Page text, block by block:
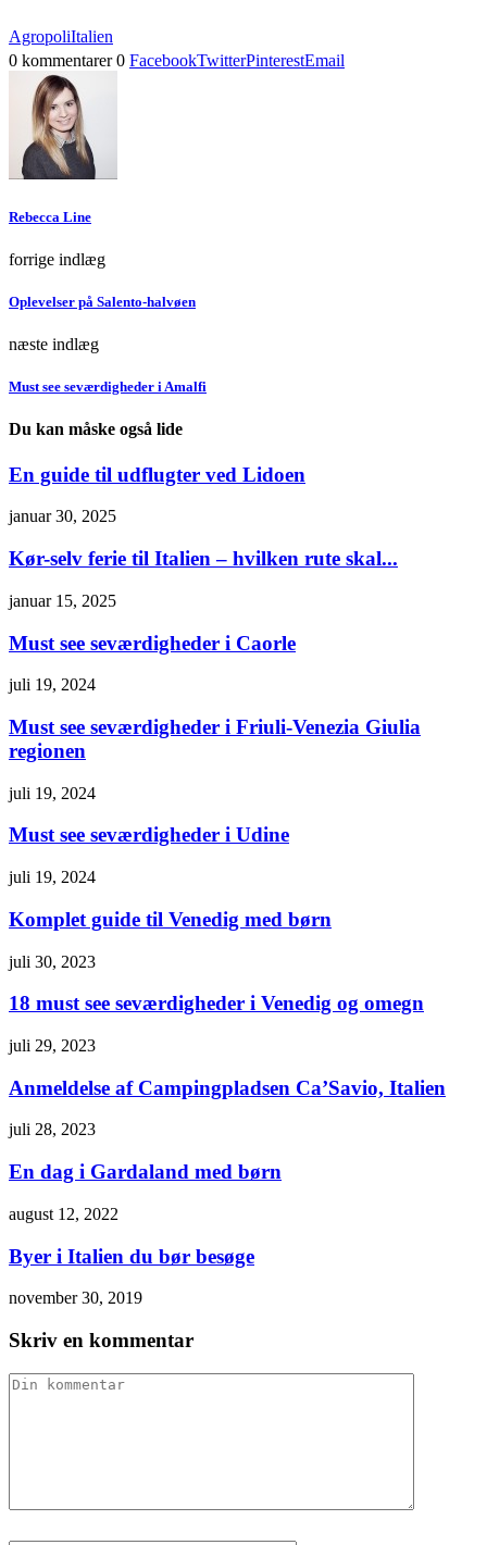
AgropoliItalien
0 kommentarer 0 FacebookTwitterPinterestEmail
Rebecca Line
forrige indlæg
Oplevelser på Salento-halvøen
næste indlæg
Must see seværdigheder i Amalfi
Du kan måske også lide
En guide til udflugter ved Lidoen
januar 30, 2025
Kør-selv ferie til Italien – hvilken rute skal...
januar 15, 2025
Must see seværdigheder i Caorle
juli 19, 2024
Must see seværdigheder i Friuli-Venezia Giulia
regionen
juli 19, 2024
Must see seværdigheder i Udine
juli 19, 2024
Komplet guide til Venedig med børn
juli 30, 2023
18 must see seværdigheder i Venedig og omegn
juli 29, 2023
Anmeldelse af Campingpladsen Ca’Savio, Italien
juli 28, 2023
En dag i Gardaland med børn
august 12, 2022
Byer i Italien du bør besøge
november 30, 2019
Skriv en kommentar